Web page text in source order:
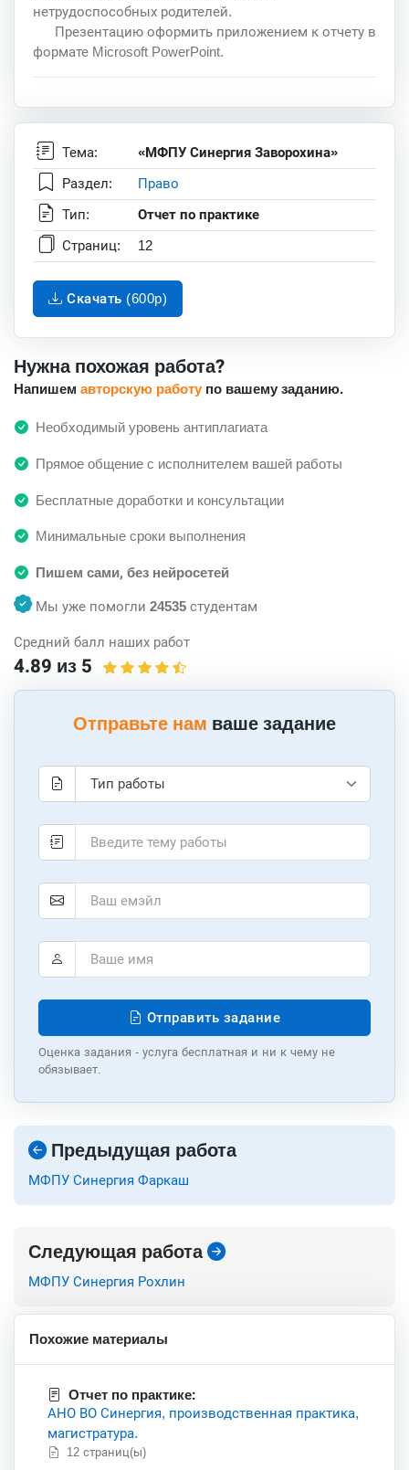
нетрудоспособных родителей.
Презентацию оформить приложением к отчету в
формате Microsoft PowerPoint.
Тема:
«МФПУ Синергия Заворохина»
Раздел:
Право
Тип:
Отчет по практике
Страниц:
12
Скачать (600p)
Нужна похожая работа?
Напишем авторскую работу по вашему заданию.
Необходимый уровень антиплагиата
Прямое общение с исполнителем вашей работы
Бесплатные доработки и консультации
Минимальные сроки выполнения
Пишем сами, без нейросетей
Мы уже помогли 24535 студентам
Средний балл наших работ
4.89 из 5
Отправьте нам ваше задание
Отправить задание
Оценка задания - услуга бесплатная и ни к чему не
обязывает.
Предыдущая работа
МФПУ Синергия Фаркаш
Следующая работа
МФПУ Синергия Рохлин
Похожие материалы
Отчет по практике:
АНО ВО Синергия, производственная практика,
магистратура.
12 страниц(ы)